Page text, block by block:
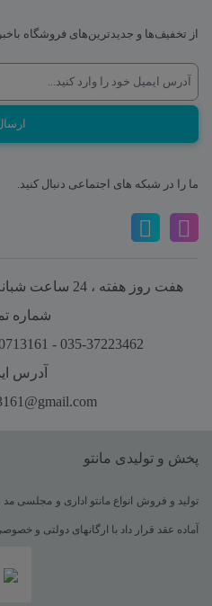
از تخفیف‌ها و جدیدترین‌های فروشگاه
ما را در شبکه های اجتماعی دنبال کنید.
هفت روز هفته ، 24 ساعت شبانه‌روز پاسخگوی شما هستیم.
شماره
035-37223462 - 09130713161 - 03591093161
آدرس
پخش و تولیدی مانتو
تولید و فروش انواع مانتو اداری و مجلسی
آماده عقد قرار داد با ارگانهای دولتی و